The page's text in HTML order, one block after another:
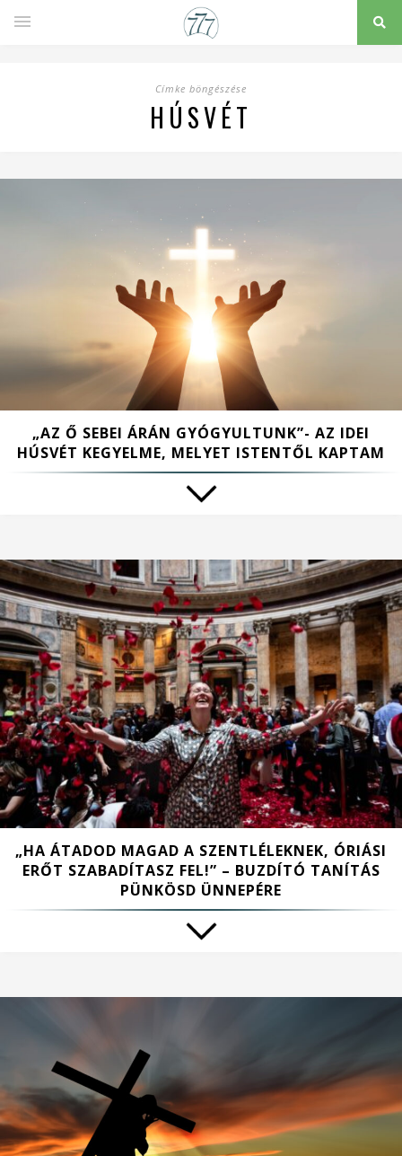
Címke böngészése
HÚSVÉT
„AZ Ő SEBEI ÁRÁN GYÓGYULTUNK”- AZ IDEI
HÚSVÉT KEGYELME, MELYET ISTENTŐL KAPTAM
„HA ÁTADOD MAGAD A SZENTLÉLEKNEK, ÓRIÁSI
ERŐT SZABADÍTASZ FEL!” – BUZDÍTÓ TANÍTÁS
PÜNKÖSD ÜNNEPÉRE